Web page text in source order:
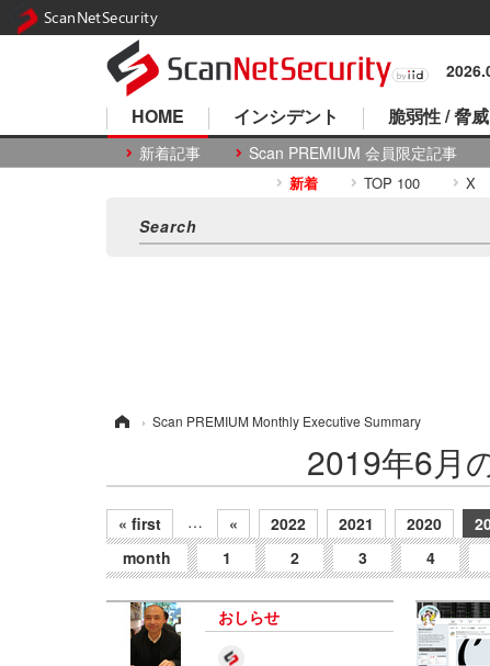
HOME
新着記事 Scan PREMIUM 会員限定記事
インシデント 脆弱性 / 脅威
新着 TOP 100 X
› Scan PREMIUM Monthly Executive Summary
2019年6月
« first … « 2022 2021 2020
month
1 2 3 4
おしらせ
ScanNetSecurity